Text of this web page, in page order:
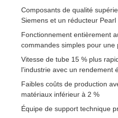
Composants de qualité
Siemens et un réducteur Pearl
Fonctionnement entièrement
commandes simples pour une
Vitesse de tube 15 % plus
l'industrie avec un rendement
Faibles coûts de production
matériaux inférieur à 2 %
Équipe de support technique